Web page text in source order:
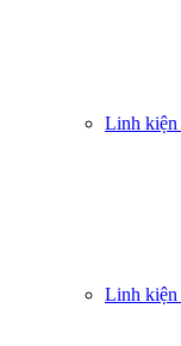
Linh kiện
Linh kiện